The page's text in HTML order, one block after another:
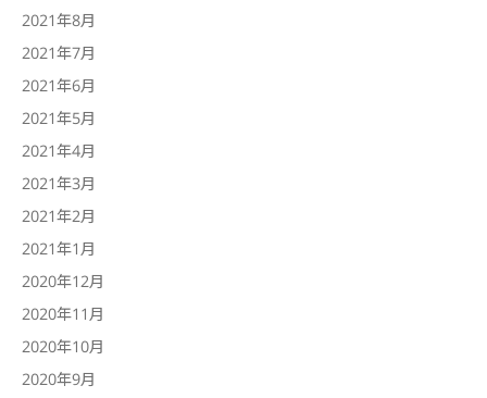
2021年8月
2021年7月
2021年6月
2021年5月
2021年4月
2021年3月
2021年2月
2021年1月
2020年12月
2020年11月
2020年10月
2020年9月